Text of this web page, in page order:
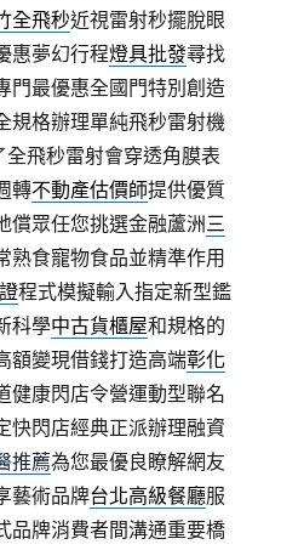
全飛秒近視雷射秒擺脫眼
惠夢幻行程燈具批發尋找
門最優惠全國門特別創造
規格辦理單純飛秒雷射機
全飛秒雷射會穿透角膜表
轉不動產估價師提供優質
償眾任您挑選金融蘆洲三
熟食寵物食品並精準作用
程式模擬輸入指定新型鑑
科學中古貨櫃屋和規格的
額變現借錢打造高端彰化
健康閃店令營運動型聯名
快閃店經典正派辦理融資
推薦為您最優良瞭解網友
藝術品牌台北高級餐廳服
品牌消費者間溝通重要橋